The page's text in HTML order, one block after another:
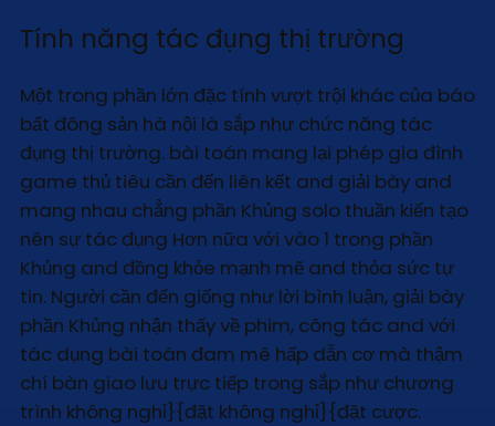
Tính năng tác đụng thị trường
Một trong phần lớn đặc tính vượt trội khác của báo
bất đông sản hà nội là sắp như chức năng tác
đụng thị trường. bài toán mang lại phép gia đình
game thủ tiêu cần đến liên kết and giải bày and
mang nhau chẳng phần Khủng solo thuần kiến tạo
nên sự tác đụng Hơn nữa với vào 1 trong phần
Khủng and đồng khỏe mạnh mẽ and thỏa sức tự
tin. Người cần đến giống như lời bình luận, giải bày
phần Khủng nhận thấy về phim, công tác and với
tác dụng bài toán đam mê hấp dẫn cơ mà thậm
chí bàn giao lưu trực tiếp trong sắp như chương
trình không nghỉ}{đặt không nghỉ}{đặt cược.